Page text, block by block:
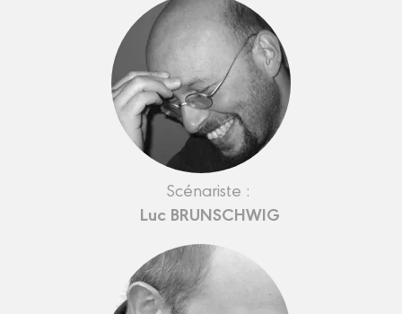
Scénariste :
Luc BRUNSCHWIG